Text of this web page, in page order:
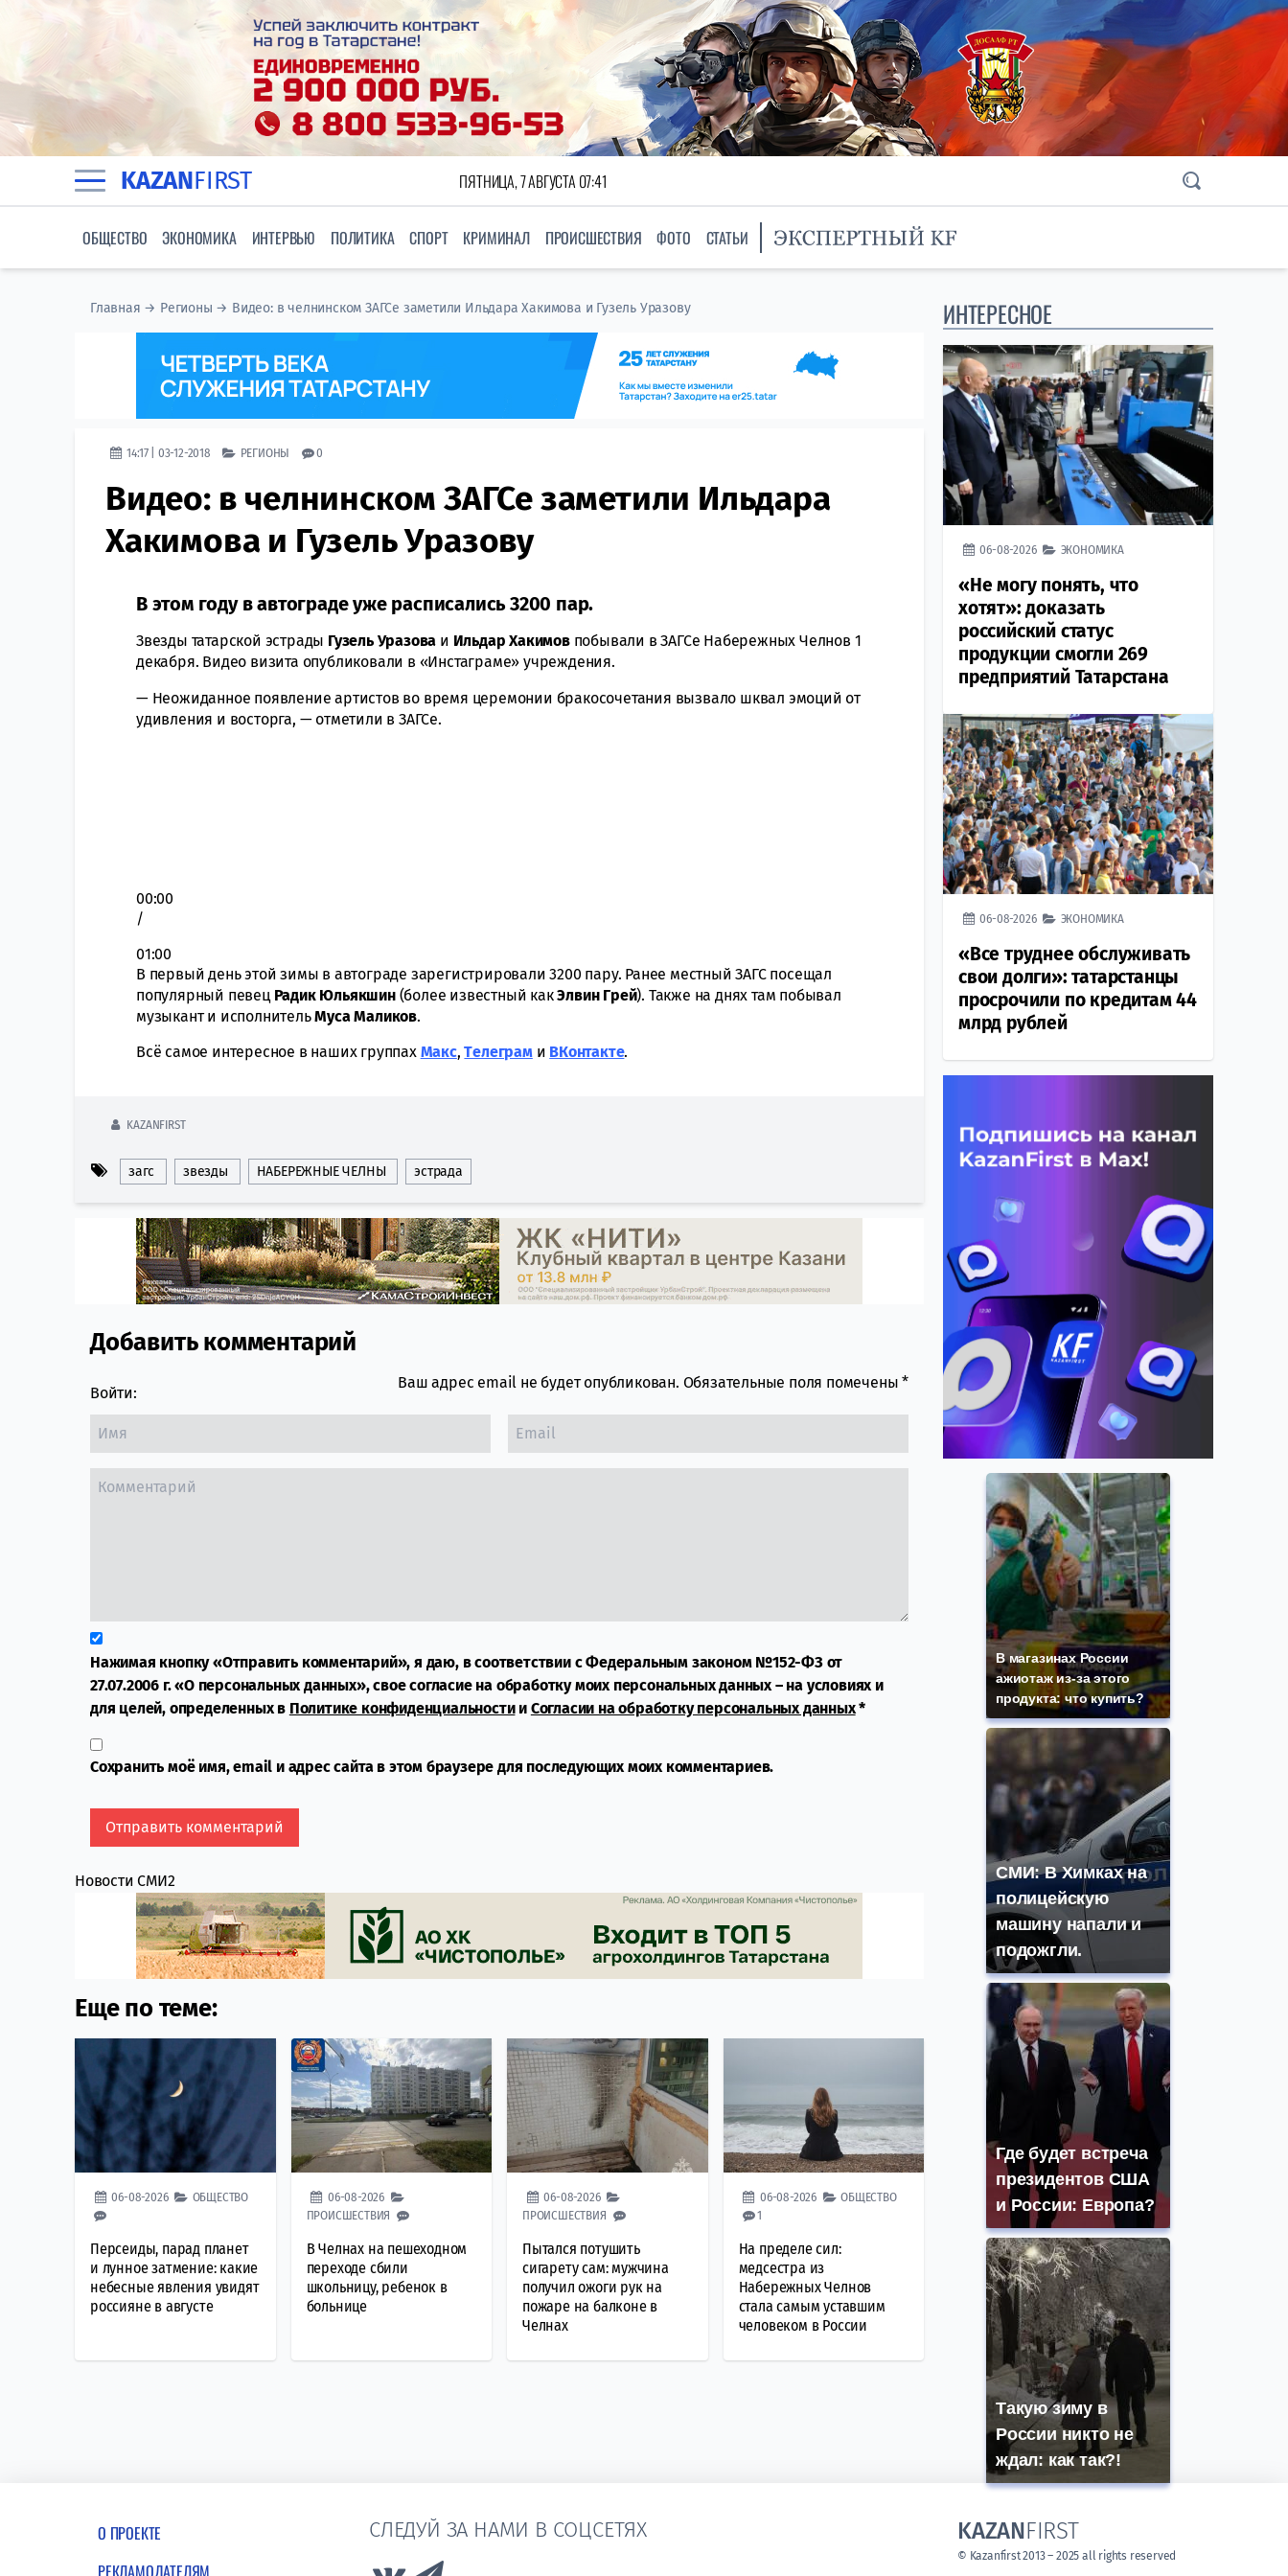
KAZANFIRST ПЯТНИЦА, 7 АВГУСТА 07:41
ОБЩЕСТВО ЭКОНОМИКА ИНТЕРВЬЮ ПОЛИТИКА СПОРТ КРИМИНАЛ ПРОИСШЕСТВИЯ ФОТО СТАТЬИ
Главная → Регионы → Видео: в челнинском ЗАГСе заметили Ильдара Хакимова и Гузель Уразову
14:17 | 03-12-2018 РЕГИОНЫ 0
Видео: в челнинском ЗАГСе заметили Ильдара
Хакимова и Гузель Уразову
В этом году в автограде уже расписались 3200 пар.
Звезды татарской эстрады Гузель Уразова и Ильдар Хакимов побывали в ЗАГСе Набережных Челнов 1
декабря. Видео визита опубликовали в «Инстаграме» учреждения.
— Неожиданное появление артистов во время церемонии бракосочетания вызвало шквал эмоций от
удивления и восторга, — отметили в ЗАГСе.
00:00
/
01:00
В первый день этой зимы в автограде зарегистрировали 3200 пару. Ранее местный ЗАГС посещал
популярный певец Радик Юльякшин(более известный какЭлвин Грей). Также на днях там побывал
музыкант и исполнительМуса Маликов.
Всё самое интересное в наших группах Макс,Tелеграми ВКонтакте.
KAZANFIRST
загс звезды НАБЕРЕЖНЫЕ ЧЕЛНЫ эстрада
Comment section
Добавить комментарий
Войти:
Ваш адрес email не будет опубликован. Обязательные поля помечены*
Нажимая кнопку «Отправить комментарий», я даю, в соответствии с Федеральным законом №152-ФЗ от
27.07.2006 г. «О персональных данных», свое согласие на обработку моих персональных данных – на условиях и
для целей, определенных в Политике конфиденциальностии Согласии на обработку персональных данных*
Сохранить моё имя, email и адрес сайта в этом браузере для последующих моих комментариев.
Новости СМИ2
Еще по теме:
06-08-2026 ОБЩЕСТВО
Персеиды, парад планет
и лунное затмение: какие
небесные явления увидят
россияне в августе
06-08-2026
ПРОИСШЕСТВИЯ
В Челнах на пешеходном
переходе сбили
школьницу, ребенок в
больнице
06-08-2026
ПРОИСШЕСТВИЯ
Пытался потушить
сигарету сам: мужчина
получил ожоги рук на
пожаре на балконе в
Челнах
06-08-2026
ОБЩЕСТВО
1
На пределе сил:
медсестра из
Набережных Челнов
стала самым уставшим
человеком в России
ИНТЕРЕСНОЕ
06-08-2026 ЭКОНОМИКА
«Не могу понять, что
хотят»: доказать
российский статус
продукции смогли 269
предприятий Татарстана
06-08-2026 ЭКОНОМИКА
«Все труднее обслуживать
свои долги»: татарстанцы
просрочили по кредитам 44
млрд рублей
В магазинах России
ажиотаж из-за этого
продукта: что купить?
СМИ: В Химках на
полицейскую
машину напали и
подожгли.
Где будет встреча
президентов США
и России: Европа?
Такую зиму в
России никто не
ждал: как так?!
О ПРОЕКТЕ
РЕКЛАМОДАТЕЛЯМ
СЛЕДУЙ ЗА НАМИ В СОЦСЕТЯХ
Link to Vk
KAZANFIRST
© Kazanfirst 2013 – 2025 all rights reserved